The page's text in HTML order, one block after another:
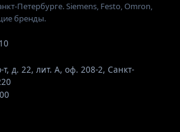
Петербурге. Siemens, Festo, Omron,
бренды.
т, д. 22, лит. А, оф. 208-2, Санкт-